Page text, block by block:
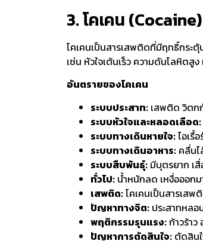
3. โคเคน (Cocaine)
โคเคนเป็นสารเสพติดที่มีฤทธิ์กระตุ้
เช่น หัวใจเต้นเร็ว ความดันโลหิตสู
อันตรายของโคเคน
ระบบประสาท: เสพติด วิตก
ระบบหัวใจและหลอดเลือด:
ระบบทางเดินหายใจ:ไอเรื้
ระบบทางเดินอาหาร: คลื่นไ
ระบบสืบพันธุ์: มีบุตรยาก เ
ทั่วไป: น้ำหนักลด เหงื่อออก
เสพติด:โคเคนเป็นสารเสพ
ปัญหาทางจิต: ประสาทหลอ
พฤติกรรมรุนแรง:ก้าวร้า
ปัญหาการตัดสินใจ: ตัดสิน